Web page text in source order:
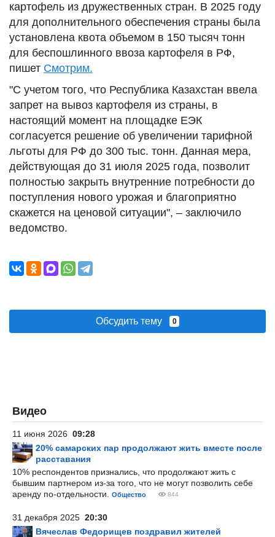
картофель из дружественных стран. В 2025 году
для дополнительного обеспечения страны была
установлена квота объемом в 150 тысяч тонн
для беспошлинного ввоза картофеля в РФ,
пишет Смотрим.
"С учетом того, что Республика Казахстан ввела
запрет на вывоз картофеля из страны, в
настоящий момент на площадке ЕЭК
согласуется решение об увеличении тарифной
льготы для РФ до 300 тыс. тонн. Данная мера,
действующая до 31 июля 2025 года, позволит
полностью закрыть внутренние потребности до
поступления нового урожая и благоприятно
скажется на ценовой ситуации", – заключило
ведомство.
Обсудить тему 0
Видео
11 июня 2026 09:28
20% самарских пар продолжают жить вместе после
расставания
10% респондентов признались, что продолжают жить с
бывшим партнером из-за того, что не могут позволить себе
аренду по-отдельности.
Общество 844
31 декабря 2025 20:30
Вячеслав Федорищев поздравил жителей